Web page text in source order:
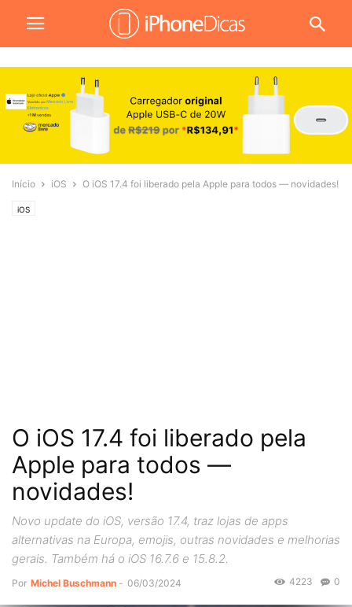
Início iOS O iOS 17.4 foi liberado pela Apple para todos — novidades!
iOS
O iOS 17.4 foi liberado pela
Apple para todos —
novidades!
Novo update do iOS, versão 17.4, traz lojas de apps
alternativas na Europa, emojis, outras novidades e melhorias
gerais. Também há o iOS 16.7.6 e 15.8.2.
Por Michel Buschmann - 06/03/2024 0
4223